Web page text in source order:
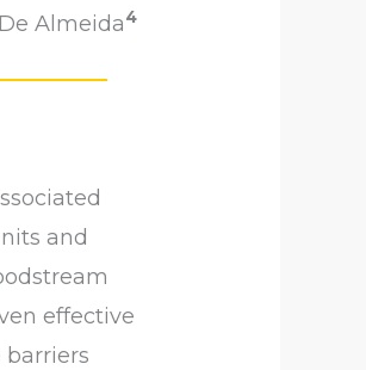
Almeida4
and
effective
barriers